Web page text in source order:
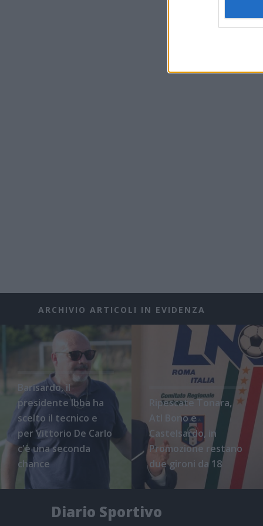
ARCHIVIO ARTICOLI IN EVIDENZA
Barisardo, il
presidente Ibba ha
scelto il tecnico e
per Vittorio De Carlo
c'è una seconda
chance
Ripescate Tonara,
Atl Bono e
Castelsardo, in
Promozione restano
due gironi da 18
Diario Sportivo